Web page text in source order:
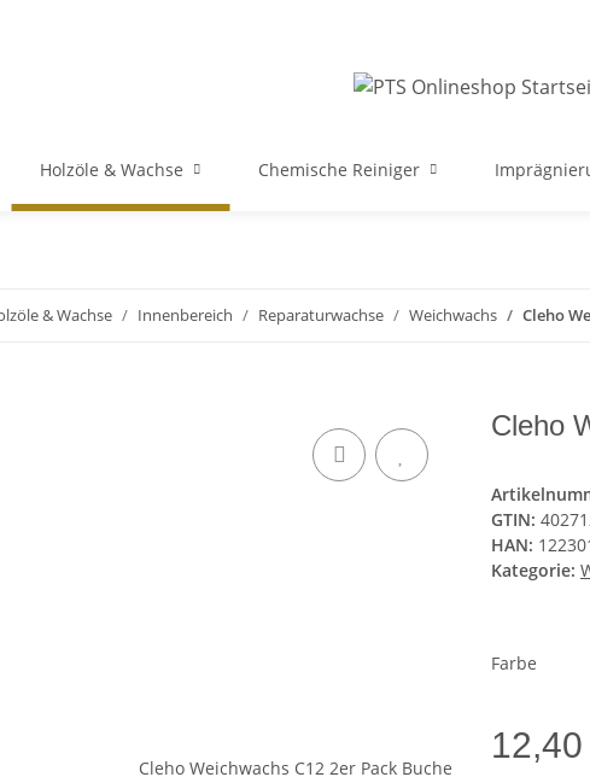
Holzöle & Wachse Chemische Reiniger
& Wachse Innenbereich Reparaturwachse Weichwachs Cleho
Cleho
GTIN:
HAN:
Kategorie:
Farbe
12,40